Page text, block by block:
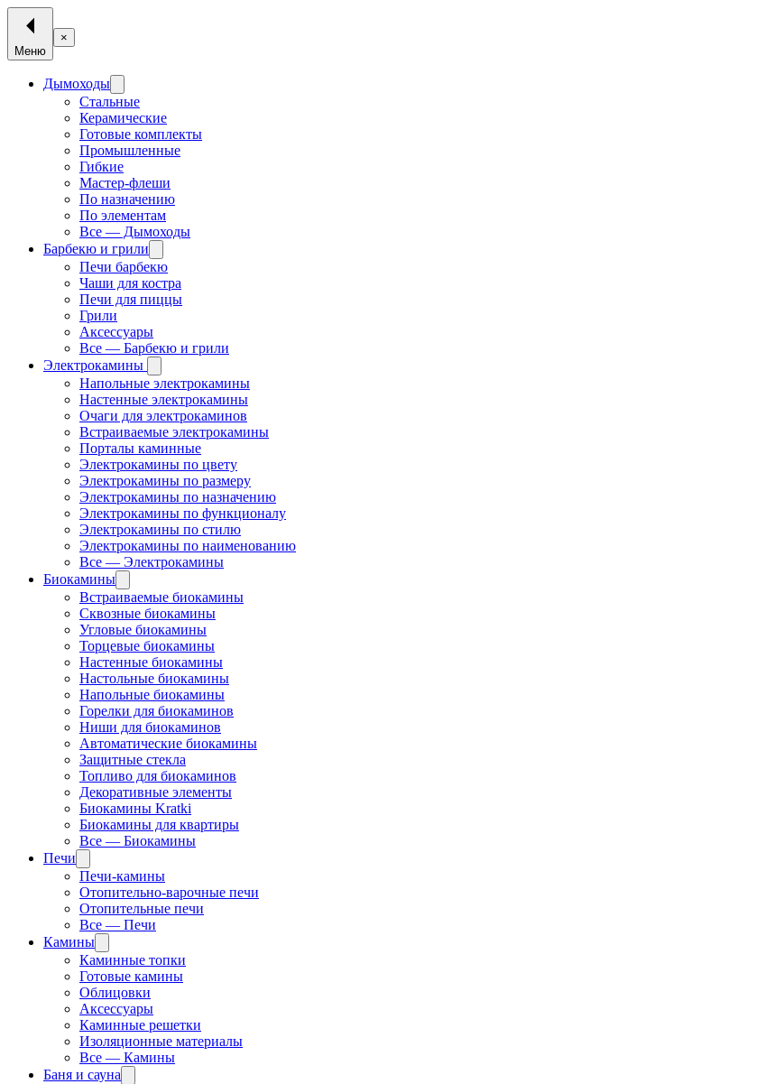
Меню
×
Дымоходы
Стальные
Керамические
Готовые комплекты
Промышленные
Гибкие
Мастер-флеши
По назначению
По элементам
Все — Дымоходы
Барбекю и грили
Печи барбекю
Чаши для костра
Печи для пиццы
Грили
Аксессуары
Все — Барбекю и грили
Электрокамины
Напольные электрокамины
Настенные электрокамины
Очаги для электрокаминов
Встраиваемые электрокамины
Порталы каминные
Электрокамины по цвету
Электрокамины по размеру
Электрокамины по назначению
Электрокамины по функционалу
Электрокамины по стилю
Электрокамины по наименованию
Все — Электрокамины
Биокамины
Встраиваемые биокамины
Сквозные биокамины
Угловые биокамины
Торцевые биокамины
Настенные биокамины
Настольные биокамины
Напольные биокамины
Горелки для биокаминов
Ниши для биокаминов
Автоматические биокамины
Защитные стекла
Топливо для биокаминов
Декоративные элементы
Биокамины Kratki
Биокамины для квартиры
Все — Биокамины
Печи
Печи-камины
Отопительно-варочные печи
Отопительные печи
Все — Печи
Камины
Каминные топки
Готовые камины
Облицовки
Аксессуары
Каминные решетки
Изоляционные материалы
Все — Камины
Баня и сауна